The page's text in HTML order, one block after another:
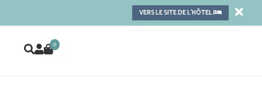
VERS LE SITE DE L'HÔTEL
0